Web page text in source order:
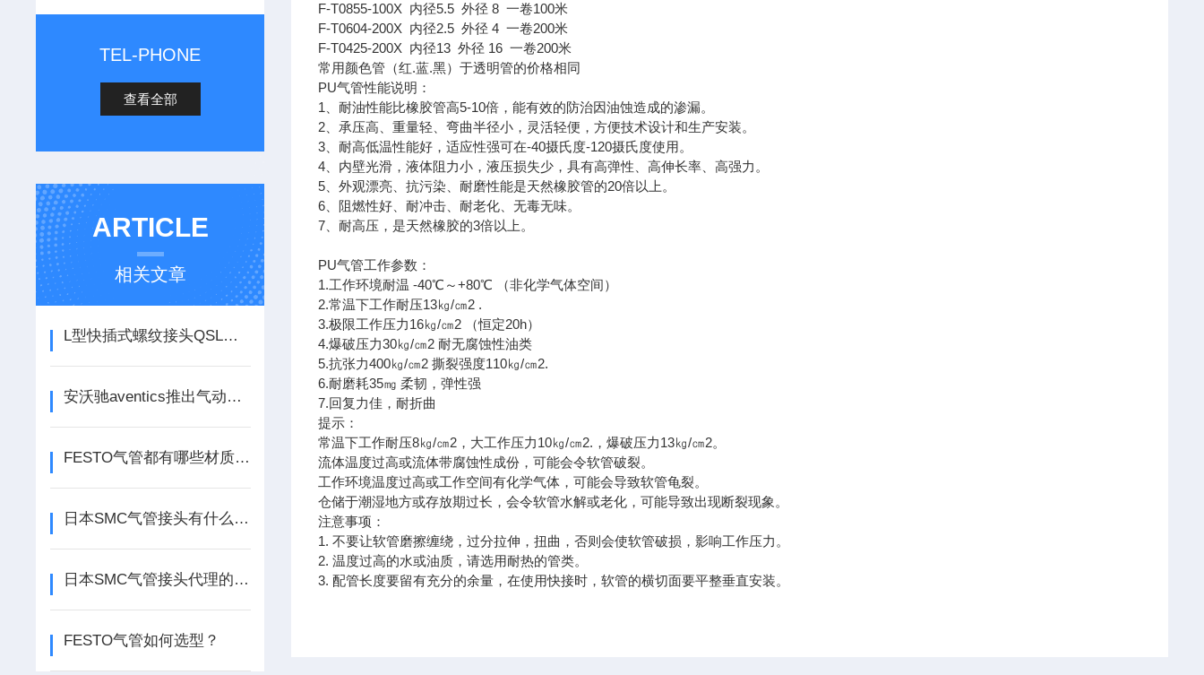
TEL-PHONE
查看全部
ARTICLE
相关文章
L型快插式螺纹接头QSL系列德国FESTO原装
安沃驰aventics推出气动气源处理适用于任何应用的供气管理解决方案
FESTO气管都有哪些材质，适用哪些行业
日本SMC气管接头有什么特点
日本SMC气管接头代理的基本种类
FESTO气管如何选型？
F-T0855-100X 内径5.5 外径 8 一卷100米
F-T0604-200X 内径2.5 外径 4 一卷200米
F-T0425-200X 内径13 外径 16 一卷200米
常用颜色管（红.蓝.黑）于透明管的价格相同
PU气管性能说明：
1、耐油性能比橡胶管高5-10倍，能有效的防治因油蚀造成的渗漏。
2、承压高、重量轻、弯曲半径小，灵活轻便，方便技术设计和生产安装。
3、耐高低温性能好，适应性强可在-40摄氏度-120摄氏度使用。
4、内壁光滑，液体阻力小，液压损失少，具有高弹性、高伸长率、高强力。
5、外观漂亮、抗污染、耐磨性能是天然橡胶管的20倍以上。
6、阻燃性好、耐冲击、耐老化、无毒无味。
7、耐高压，是天然橡胶的3倍以上。
PU气管工作参数：
1.工作环境耐温 -40℃～+80℃ （非化学气体空间）
2.常温下工作耐压13㎏/㎝2 .
3.极限工作压力16㎏/㎝2 （恒定20h）
4.爆破压力30㎏/㎝2 耐无腐蚀性油类
5.抗张力400㎏/㎝2 撕裂强度110㎏/㎝2.
6.耐磨耗35㎎ 柔韧，弹性强
7.回复力佳，耐折曲
提示：
常温下工作耐压8㎏/㎝2，大工作压力10㎏/㎝2.，爆破压力13㎏/㎝2。
流体温度过高或流体带腐蚀性成份，可能会令软管破裂。
工作环境温度过高或工作空间有化学气体，可能会导致软管龟裂。
仓储于潮湿地方或存放期过长，会令软管水解或老化，可能导致出现断裂现象。
注意事项：
1. 不要让软管磨擦缠绕，过分拉伸，扭曲，否则会使软管破损，影响工作压力。
2. 温度过高的水或油质，请选用耐热的管类。
3. 配管长度要留有充分的余量，在使用快接时，软管的横切面要平整垂直安装。